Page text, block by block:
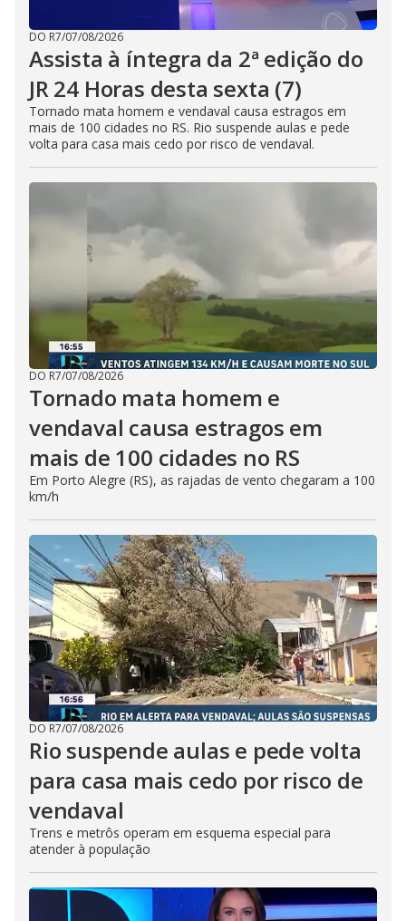
DO R7/07/08/2026
Assista à íntegra da 2ª edição do
JR 24 Horas desta sexta (7)
Tornado mata homem e vendaval causa estragos em
mais de 100 cidades no RS. Rio suspende aulas e pede
volta para casa mais cedo por risco de vendaval.
DO R7/07/08/2026
Tornado mata homem e
vendaval causa estragos em
mais de 100 cidades no RS
Em Porto Alegre (RS), as rajadas de vento chegaram a 100
km/h
DO R7/07/08/2026
Rio suspende aulas e pede volta
para casa mais cedo por risco de
vendaval
Trens e metrôs operam em esquema especial para
atender à população